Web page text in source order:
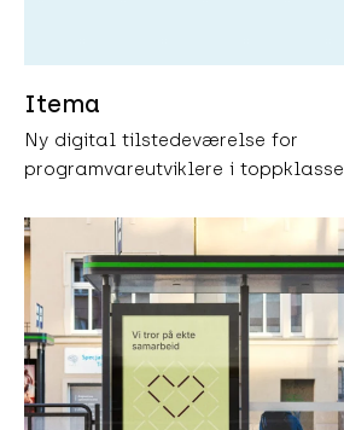
Itema
Ny digital tilstedeværelse for
programvareutviklere i toppklasse